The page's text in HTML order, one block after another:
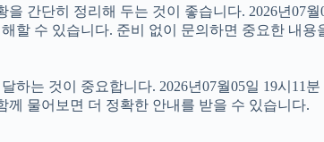
간단히 정리해 두는 것이 좋습니다. 2026년07
할 수 있습니다. 준비 없이 문의하면 중요한 내
하는 것이 중요합니다. 2026년07월05일 19시11
물어보면 더 정확한 안내를 받을 수 있습니다.